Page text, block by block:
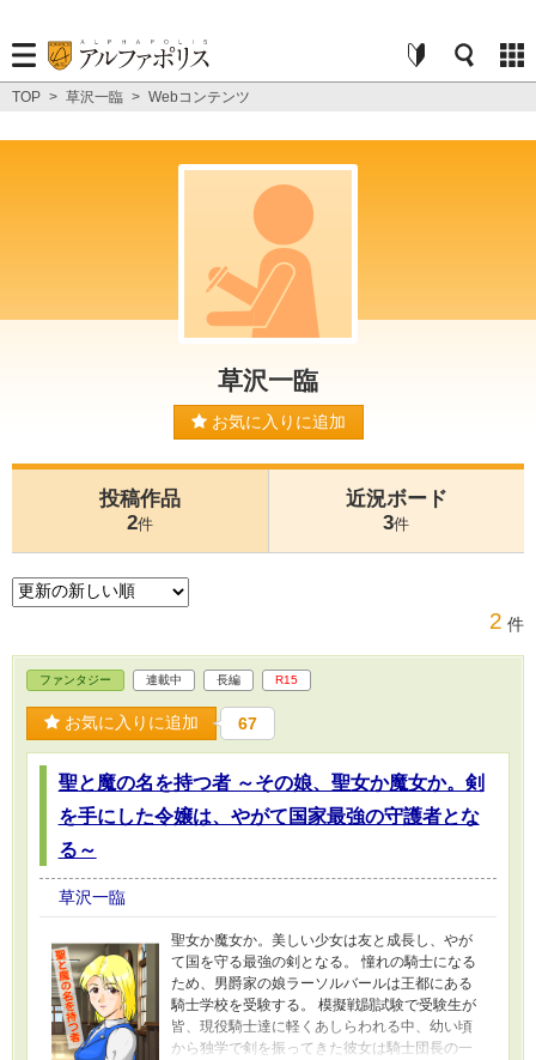
TOP > 草沢一臨 > Webコンテンツ
草沢一臨
お気に入りに追加
投稿作品
2件
近況ボード
3件
2 件
ファンタジー 連載中 長編 R15
お気に入りに追加 67
聖と魔の名を持つ者 ～その娘、聖女か魔女か。剣
を手にした令嬢は、やがて国家最強の守護者とな
る～
草沢一臨
聖女か魔女か。美しい少女は友と成長し、やが
て国を守る最強の剣となる。 憧れの騎士になる
ため、男爵家の娘ラーソルバールは王都にある
騎士学校を受験する。 模擬戦闘試験で受験生が
皆、現役騎士達に軽くあしらわれる中、幼い頃
から独学で剣を振ってきた彼女は騎士団長の一